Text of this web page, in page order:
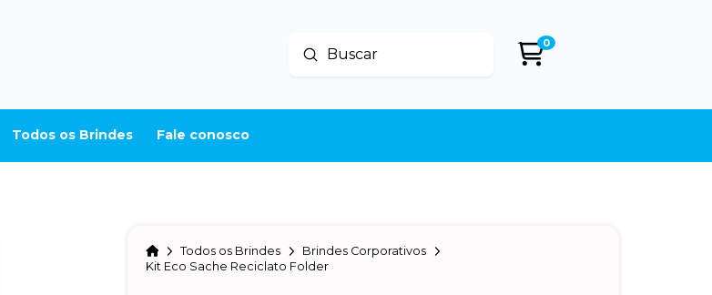
Buscar
Enviar
0
Todos os Brindes Fale conosco
HomeTodos os Brindes
Brindes Corporativos
Kit Eco Sache Reciclato Folder